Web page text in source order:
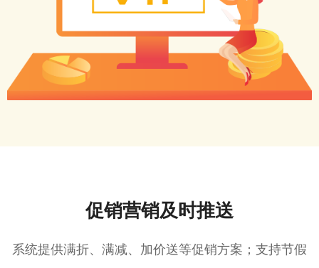
促销营销及时推送
系统提供满折、满减、加价送等促销方案；支持节假